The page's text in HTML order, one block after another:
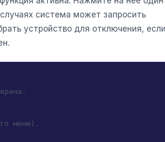
система может запросить
устройство для отключения, если
меню).